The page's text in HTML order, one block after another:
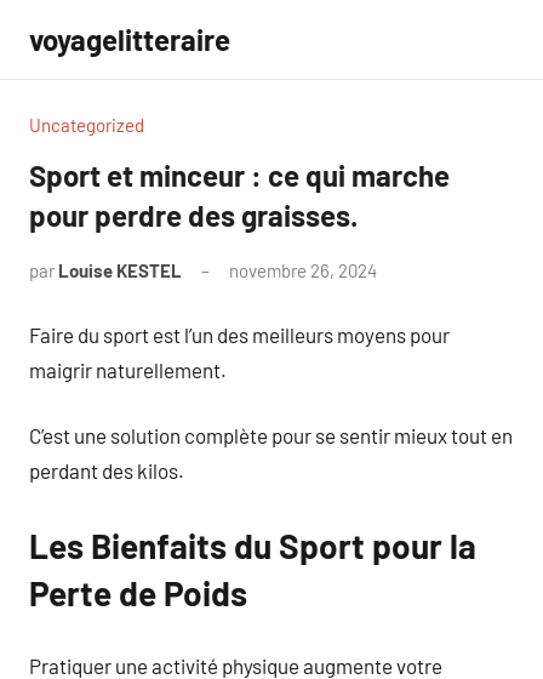
contenu
voyagelitteraire
Uncategorized
Sport et minceur : ce qui marche
pour perdre des graisses.
par Louise KESTEL novembre 26, 2024
Faire du sport est l’un des meilleurs moyens pour
maigrir naturellement.
C’est une solution complète pour se sentir mieux tout en
perdant des kilos.
Les Bienfaits du Sport pour la
Perte de Poids
Pratiquer une activité physique augmente votre